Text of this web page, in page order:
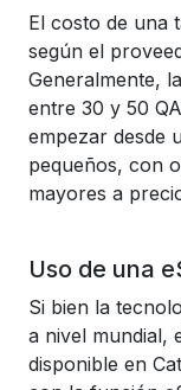
El costo de una
según el
Generalmente,
entre 30 y 50
empezar desde
pequeños, con
mayores a
Uso de una
Si bien la
a nivel mundial,
disponible en